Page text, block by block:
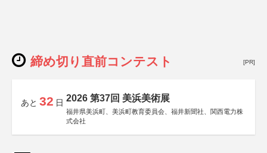
締め切り直前コンテスト [PR]
あと 32 日 2026 第37回 美浜美術展
福井県美浜町、美浜町教育委員会、福井新聞社、関西電力株
式会社